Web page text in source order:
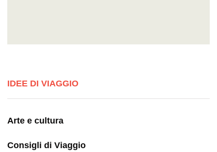
IDEE DI VIAGGIO
Arte e cultura
Consigli di Viaggio